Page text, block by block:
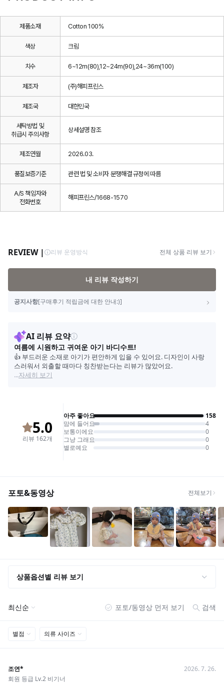
제품소재 Cotton 100%
색상 크림
치수 6~12m(80),12~24m(90),24~36m(100)
제조자 (주)해피프린스
제조국 대한민국
세탁방법 및
취급시 주의사항
상세설명 참조
제조연월 2026.03.
품질보증기준 관련 법 및 소비자 분쟁해결 규정에 따름
A/S 책임자와
전화번호
해피프린스/1668-1570